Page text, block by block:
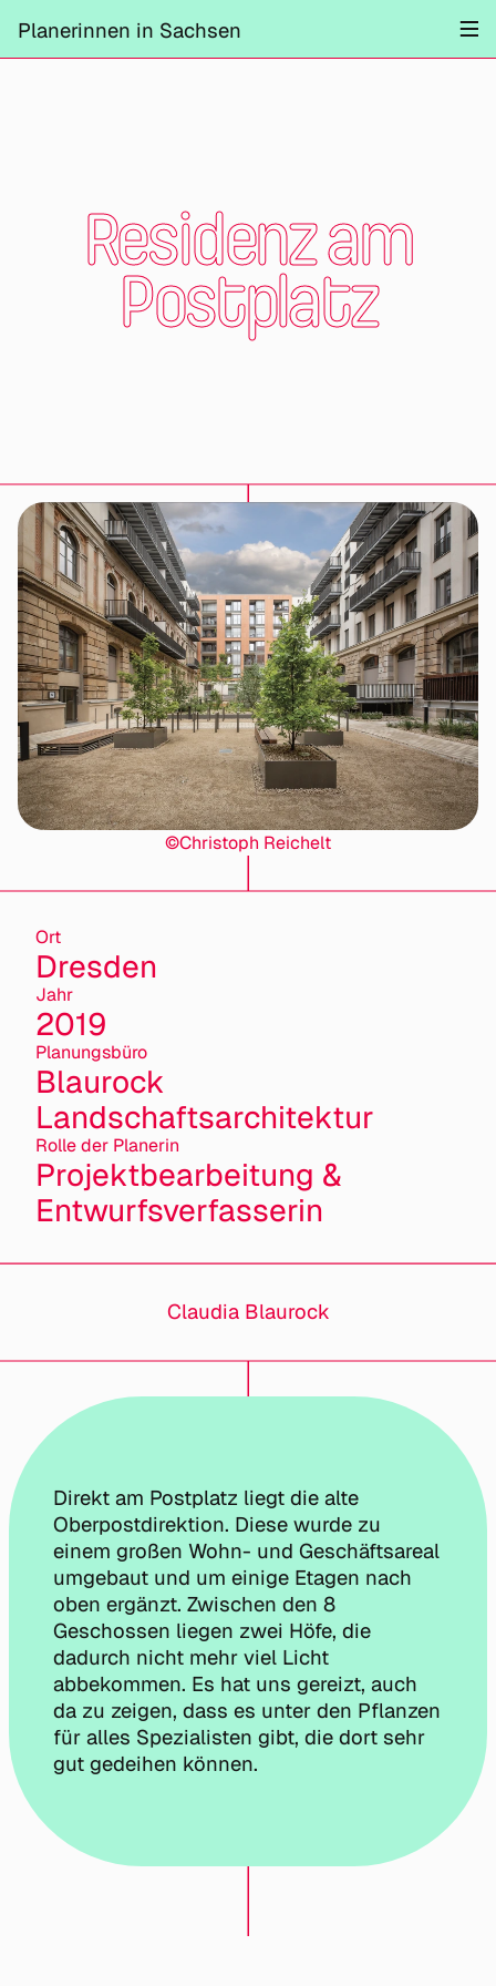
Planerinnen in SachsenInformation
Residenz am
Postplatz
©Christoph Reichelt
Ort
Dresden
Jahr
2019
Planungsbüro
Blaurock
Landschaftsarchitektur
Rolle der Planerin
Projektbearbeitung &
Entwurfsverfasserin
Claudia Blaurock
Direkt am Postplatz liegt die alte
Oberpostdirektion. Diese wurde zu
einem großen Wohn- und Geschäftsareal
umgebaut und um einige Etagen nach
oben ergänzt. Zwischen den 8
Geschossen liegen zwei Höfe, die
dadurch nicht mehr viel Licht
abbekommen. Es hat uns gereizt, auch
da zu zeigen, dass es unter den Pflanzen
für alles Spezialisten gibt, die dort sehr
gut gedeihen können.